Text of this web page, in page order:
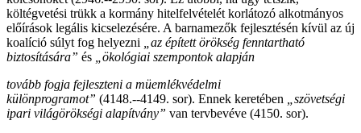
költégvetési trükk a kormány hitelfelvételét korlátozó alkotmányos
előírások legális kicselezésére. A barnamezők fejlesztésén kívül az új
koalíció súlyt fog helyezni
„az épített örökség fenntartható
biztosítására” és
„ökológiai szempontok alapján
tovább fogja fejleszteni a müemlékvédelmi
különprogramot” (4148.-­‐4149. sor). Ennek keretében
„szövetségi
ipari világörökségi alapítvány” van tervbevéve (4150. sor).